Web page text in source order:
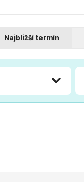
Najbližší termín